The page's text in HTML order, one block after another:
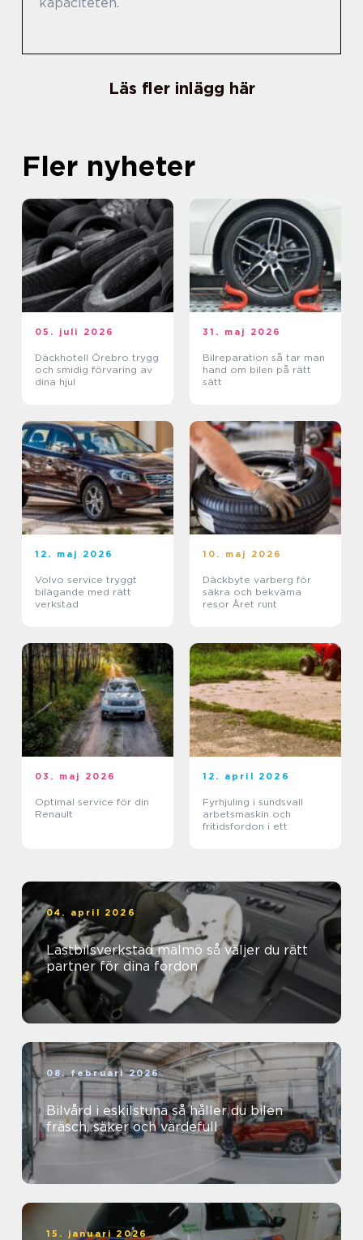
Läs fler inlägg här
Fler nyheter
05. juli 2026
Däckhotell Örebro trygg
och smidig förvaring av
dina hjul
31. maj 2026
Bilreparation så tar man
hand om bilen på rätt
sätt
12. maj 2026
Volvo service tryggt
bilägande med rätt
verkstad
10. maj 2026
Däckbyte varberg för
säkra och bekväma
resor Året runt
03. maj 2026
Optimal service för din
Renault
12. april 2026
Fyrhjuling i sundsvall
arbetsmaskin och
fritidsfordon i ett
04. april 2026
Lastbilsverkstad malmö så väljer du rätt
partner för dina fordon
08. februari 2026
Bilvård i eskilstuna så håller du bilen
fräsch, säker och värdefull
15. januari 2026